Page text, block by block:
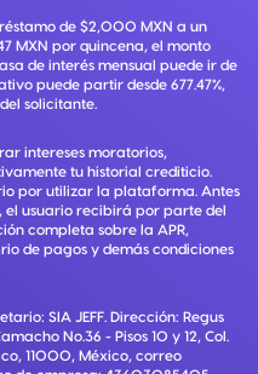
de $2,000 MXN a un
MXN por quincena, el monto
de interés mensual puede ir de
puede partir desde 677.47%,
solicitante.
intereses moratorios,
tu historial crediticio.
por utilizar la plataforma. Antes
usuario recibirá por parte del
completa sobre la APR,
de pagos y demás condiciones
SIA JEFF. Dirección: Regus
No.36 - Pisos 10 y 12, Col.
11000, México, correo